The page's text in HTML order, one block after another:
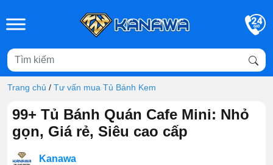
Trang chủ / Tư vấn mua Tủ Bánh Kem
99+ Tủ Bánh Quán Cafe Mini: Nhỏ
gọn, Giá rẻ, Siêu cao cấp
Kanawa